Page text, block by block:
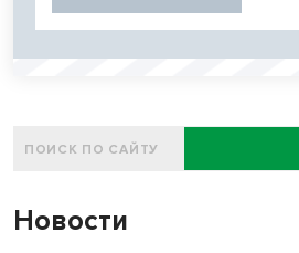
Новости